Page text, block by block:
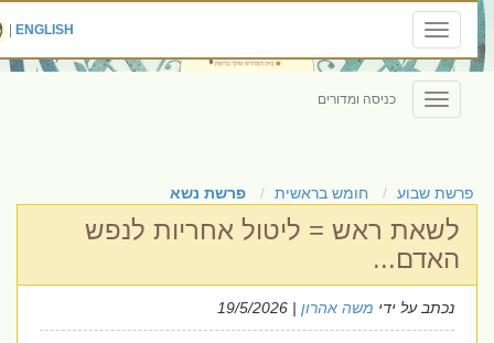
Toggle
navigation
ENGLISH
|
Toggle
navigation
כניסה ומדורים
פרשת שבוע חומש בראשית פרשת נשא
לשאת ראש = ליטול אחריות לנפש
האדם...
נכתב על ידימשה אהרון| 19/5/2026